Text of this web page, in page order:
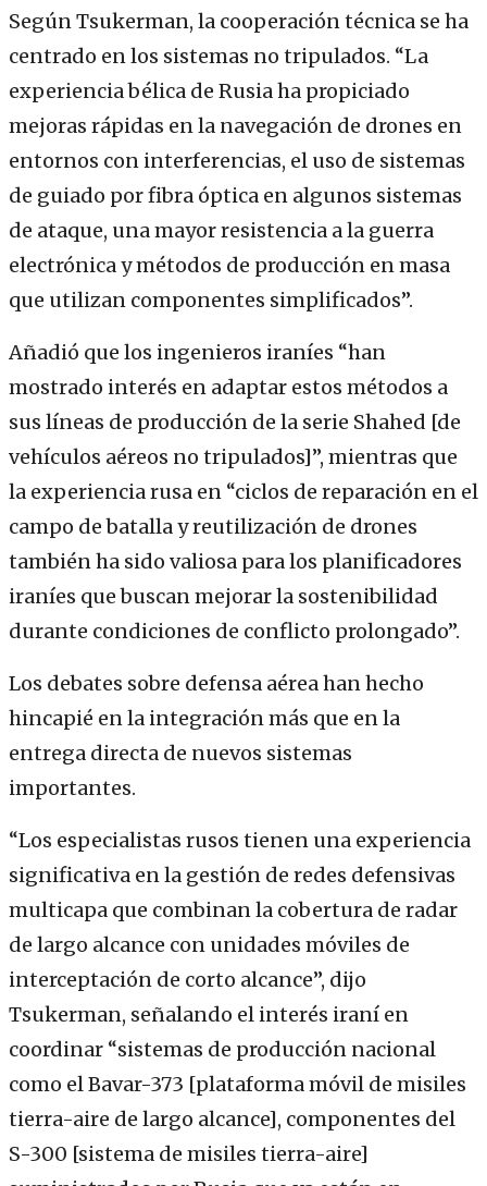
Según Tsukerman, la cooperación técnica se ha
centrado en los sistemas no tripulados. “La
experiencia bélica de Rusia ha propiciado
mejoras rápidas en la navegación de drones en
entornos con interferencias, el uso de sistemas
de guiado por fibra óptica en algunos sistemas
de ataque, una mayor resistencia a la guerra
electrónica y métodos de producción en masa
que utilizan componentes simplificados”.
Añadió que los ingenieros iraníes “han
mostrado interés en adaptar estos métodos a
sus líneas de producción de la serie Shahed [de
vehículos aéreos no tripulados]”, mientras que
la experiencia rusa en “ciclos de reparación en el
campo de batalla y reutilización de drones
también ha sido valiosa para los planificadores
iraníes que buscan mejorar la sostenibilidad
durante condiciones de conflicto prolongado”.
Los debates sobre defensa aérea han hecho
hincapié en la integración más que en la
entrega directa de nuevos sistemas
importantes.
“Los especialistas rusos tienen una experiencia
significativa en la gestión de redes defensivas
multicapa que combinan la cobertura de radar
de largo alcance con unidades móviles de
interceptación de corto alcance”, dijo
Tsukerman, señalando el interés iraní en
coordinar “sistemas de producción nacional
como el Bavar-373 [plataforma móvil de misiles
tierra-aire de largo alcance], componentes del
S-300 [sistema de misiles tierra-aire]